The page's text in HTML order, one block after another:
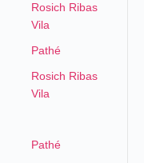
Rosich Ribas
Vila
Pathé
Rosich Ribas
Vila
Pathé